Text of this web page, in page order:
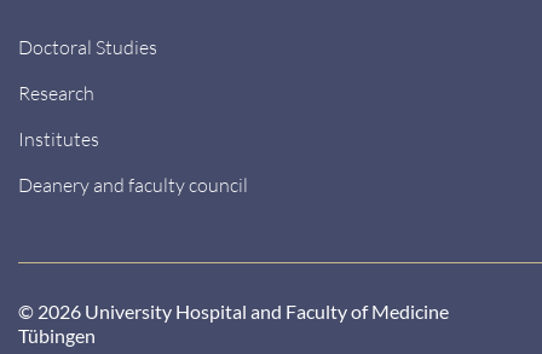
Doctoral Studies
Research
Institutes
Deanery and faculty council
© 2026 University Hospital and Faculty of Medicine
Tübingen